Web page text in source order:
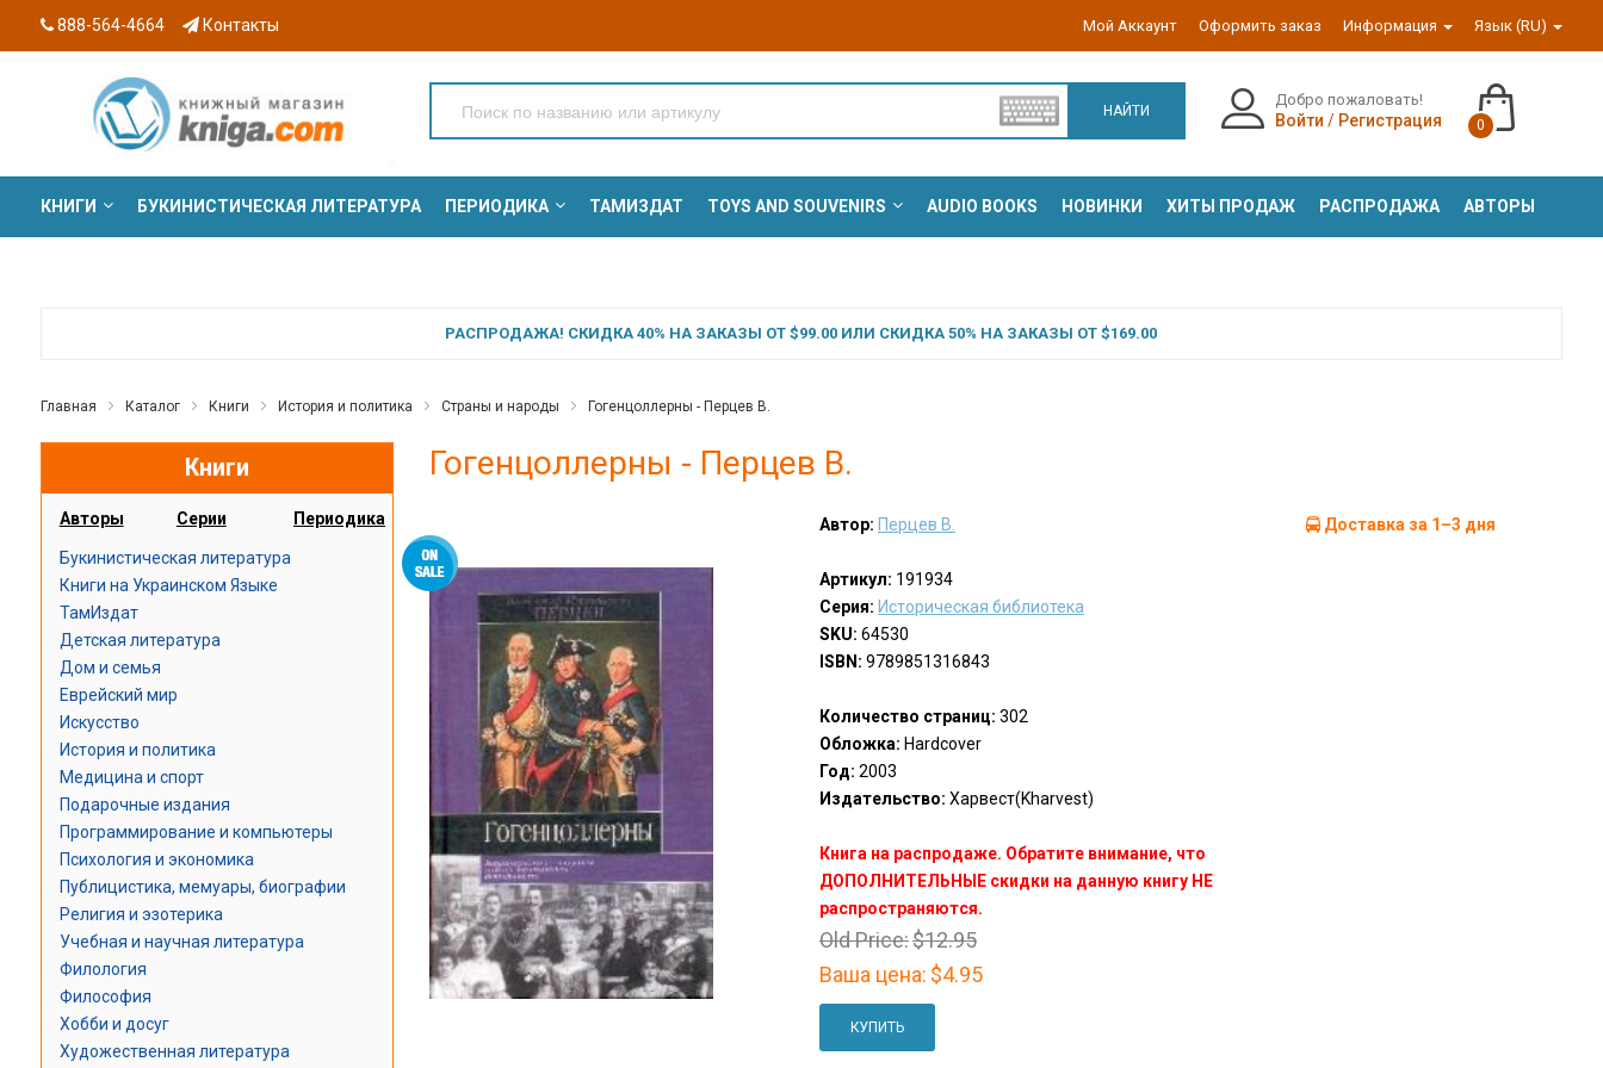
888-564-4664 Контакты Мой Аккаунт Оформить заказ Информация Язык (RU)
НАЙТИ
Добро пожаловать!
Войти / Регистрация 0
КНИГИ БУКИНИСТИЧЕСКАЯ ЛИТЕРАТУРА ПЕРИОДИКА ТАМИЗДАТ TOYS AND SOUVENIRS AUDIO BOOKS НОВИНКИ ХИТЫ ПРОДАЖ РАСПРОДАЖА АВТОРЫ
РАСПРОДАЖА! СКИДКА 40% НА ЗАКАЗЫ ОТ $99.00 ИЛИ СКИДКА 50% НА ЗАКАЗЫ ОТ $169.00
Главная Каталог Книги История и политика Страны и народы Гогенцоллерны - Перцев В.
Книги
Авторы Серии Периодика
Букинистическая литература
Книги на Украинском Языке
ТамИздат
Детская литература
Дом и семья
Еврейский мир
Искусство
История и политика
Медицина и спорт
Подарочные издания
Программирование и компьютеры
Психология и экономика
Публицистика, мемуары, биографии
Религия и эзотерика
Учебная и научная литература
Филология
Философия
Хобби и досуг
Художественная литература
Гогенцоллерны - Перцев В.
Автор: Перцев В.
Артикул: 191934
Серия: Историческая библиотека
SKU: 64530
ISBN: 9789851316843
Количество страниц: 302
Обложка: Hardcover
Год: 2003
Издательство: Харвест(Kharvest)
Книга на распродаже. Обратите внимание, что
ДОПОЛНИТЕЛЬНЫЕ скидки на данную книгу НЕ
распространяются.
Old Price:$12.95
Ваша цена: $4.95
КУПИТЬ
Доставка за 1–3 дня